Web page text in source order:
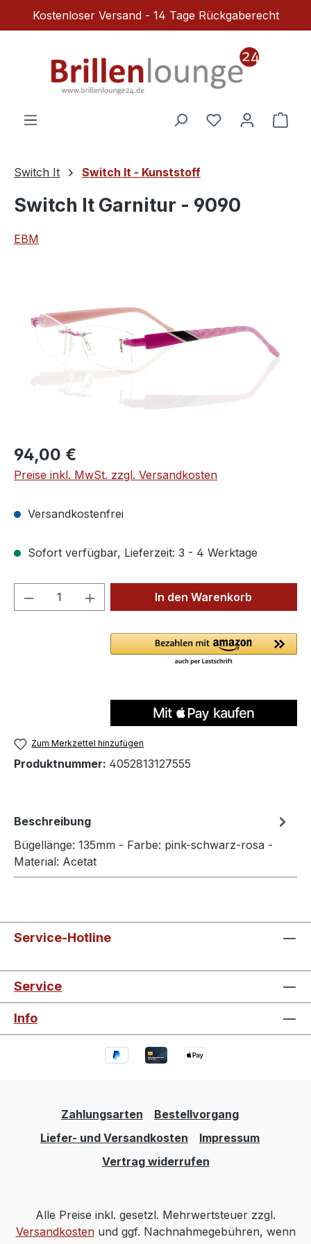
Zum Hauptinhalt springen
Kostenloser Versand - 14 Tage Rückgaberecht
Du hast 0
Switch It Switch It - Kunststoff
Switch It Garnitur - 9090
EBM
Regulärer Preis:
94,00 €
Preise inkl. MwSt. zzgl. Versandkosten
Versandkostenfrei
Sofort verfügbar, Lieferzeit: 3 - 4 Werktage
Produkt Anzahl: Gib denIn den Warenkorb
Zum Merkzettel hinzufügen
Produktnummer: 4052813127555
Beschreibung
Bügellänge: 135mm - Farbe: pink-schwarz-rosa -
Material: Acetat
Service-Hotline
Service
Info
Zahlungsarten
Bestellvorgang
Liefer- und Versandkosten
Impressum
Vertrag widerrufen
Alle Preise inkl. gesetzl. Mehrwertsteuer zzgl.
Versandkostenund ggf. Nachnahmegebühren, wenn